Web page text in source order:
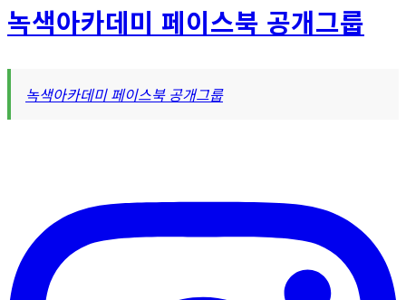
고
리
녹색아카데미 페이스북 공개그룹
녹색아카데미 페이스북 공개그룹